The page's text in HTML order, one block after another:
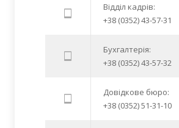
Відділ кадрів:
+38 (0352) 43-57-31
Бухгалтерія:
+38 (0352) 43-57-32
Довідкове бюро:
+38 (0352) 51-31-10